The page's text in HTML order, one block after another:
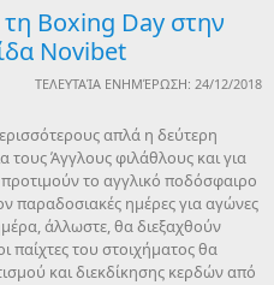
τη Boxing Day στην
Novibet
ΤΕΛΕΥΤΑΊΑ ΕΝΗΜΈΡΩΣΗ: 24/12/2018
απλά η δεύτερη
τους Άγγλους φιλάθλους και για
το αγγλικό ποδόσφαιρο
παραδοσιακές ημέρες για αγώνες
άλλωστε, θα διεξαχθούν
παίχτες του στοιχήματος θα
και διεκδίκησης κερδών από